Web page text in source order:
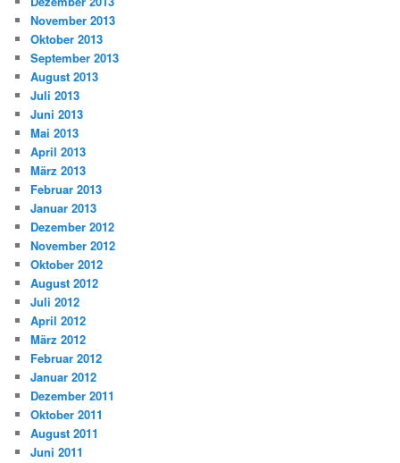
November 2013
Oktober 2013
September 2013
August 2013
Juli 2013
Juni 2013
Mai 2013
April 2013
März 2013
Februar 2013
Januar 2013
Dezember 2012
November 2012
Oktober 2012
August 2012
Juli 2012
April 2012
März 2012
Februar 2012
Januar 2012
Dezember 2011
Oktober 2011
August 2011
Juni 2011